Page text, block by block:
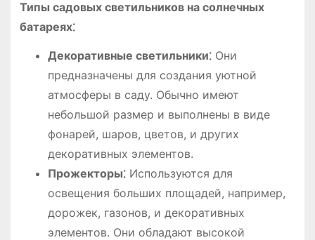
Типы садовых светильников на солнечных
батареях⁚
Декоративные светильники⁚Они
предназначены для создания уютной
атмосферы в саду. Обычно имеют
небольшой размер и выполнены в виде
фонарей, шаров, цветов, и других
декоративных элементов.
Прожекторы⁚Используются для
освещения больших площадей, например,
дорожек, газонов, и декоративных
элементов. Они обладают высокой